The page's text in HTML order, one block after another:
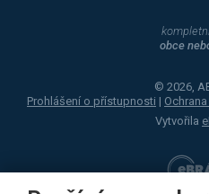
obce
© 2026,
Prohlášení o přístupnosti |
Vytvořila